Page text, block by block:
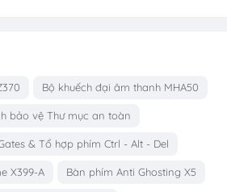
Bộ khuếch đại âm thanh MHA50
bảo vệ Thư mục an toàn
& Tổ hợp phím Ctrl - Alt - Del
X399-A Bàn phím Anti Ghosting X5